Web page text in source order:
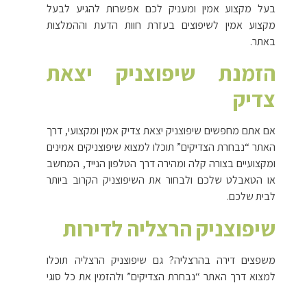
בעל מקצוע אמין ומעניק לכם אפשרות להגיע לבעל
מקצוע אמין לשיפוצים בעזרת חוות הדעת וההמלצות
באתר.
הזמנת שיפוצניק יצאת
צדיק
אם אתם מחפשים שיפוצניק יצאת צדיק אמין ומקצועי, דרך
האתר “נבחרת הצדיקים” תוכלו למצוא שיפוצניקים אמינים
ומקצועיים בצורה קלה ומהירה דרך הטלפון הנייד, המחשב
או הטאבלט שלכם ולבחור את השיפוצניק הקרוב ביותר
לבית שלכם.
שיפוצניק הרצליה לדירות
משפצים דירה בהרצליה? גם שיפוצניק הרצליה תוכלו
למצוא דרך האתר “נבחרת הצדיקים” ולהזמין את כל סוגי